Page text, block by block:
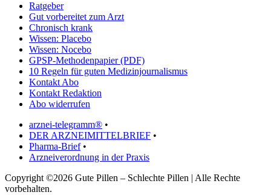
Ratgeber
Gut vorbereitet zum Arzt
Chronisch krank
Wissen: Placebo
Wissen: Nocebo
GPSP-Methodenpapier (PDF)
10 Regeln für guten Medizinjournalismus
Kontakt Abo
Kontakt Redaktion
Abo widerrufen
arznei-telegramm® •
DER ARZNEIMITTELBRIEF •
Pharma-Brief•
Arzneiverordnung in der Praxis
Copyright ©2026 Gute Pillen – Schlechte Pillen | Alle Rechte
vorbehalten.